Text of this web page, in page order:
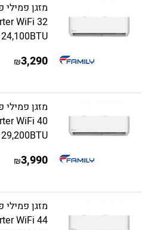
WiFi 32
24,100BTU – משלוח חינם
3,290
₪
WiFi 40
29,200BTU – משלוח חינם
3,990
₪
WiFi 44